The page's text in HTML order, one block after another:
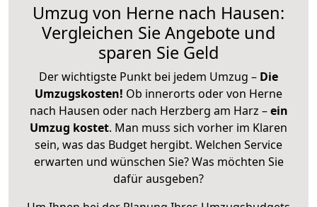
Umzug von Herne nach Hausen:
Vergleichen Sie Angebote und
sparen Sie Geld
Der wichtigste Punkt bei jedem Umzug – Die
Umzugskosten! Ob innerorts oder von Herne
nach Hausen oder nach Herzberg am Harz –ein
Umzug kostet. Man muss sich vorher im Klaren
sein, was das Budget hergibt. Welchen Service
erwarten und wünschen Sie? Was möchten Sie
dafür ausgeben?